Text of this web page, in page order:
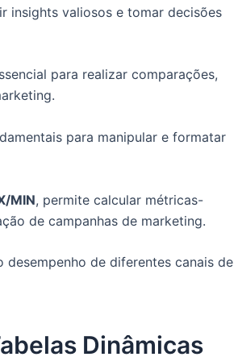
insights valiosos e tomar decisões
para realizar comparações,
para manipular e formatar
MIN, permite calcular métricas-
de campanhas de marketing.
desempenho de diferentes canais de
Dinâmicas